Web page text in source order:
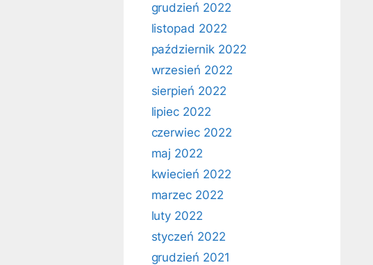
grudzień 2022
listopad 2022
październik 2022
wrzesień 2022
sierpień 2022
lipiec 2022
czerwiec 2022
maj 2022
kwiecień 2022
marzec 2022
luty 2022
styczeń 2022
grudzień 2021